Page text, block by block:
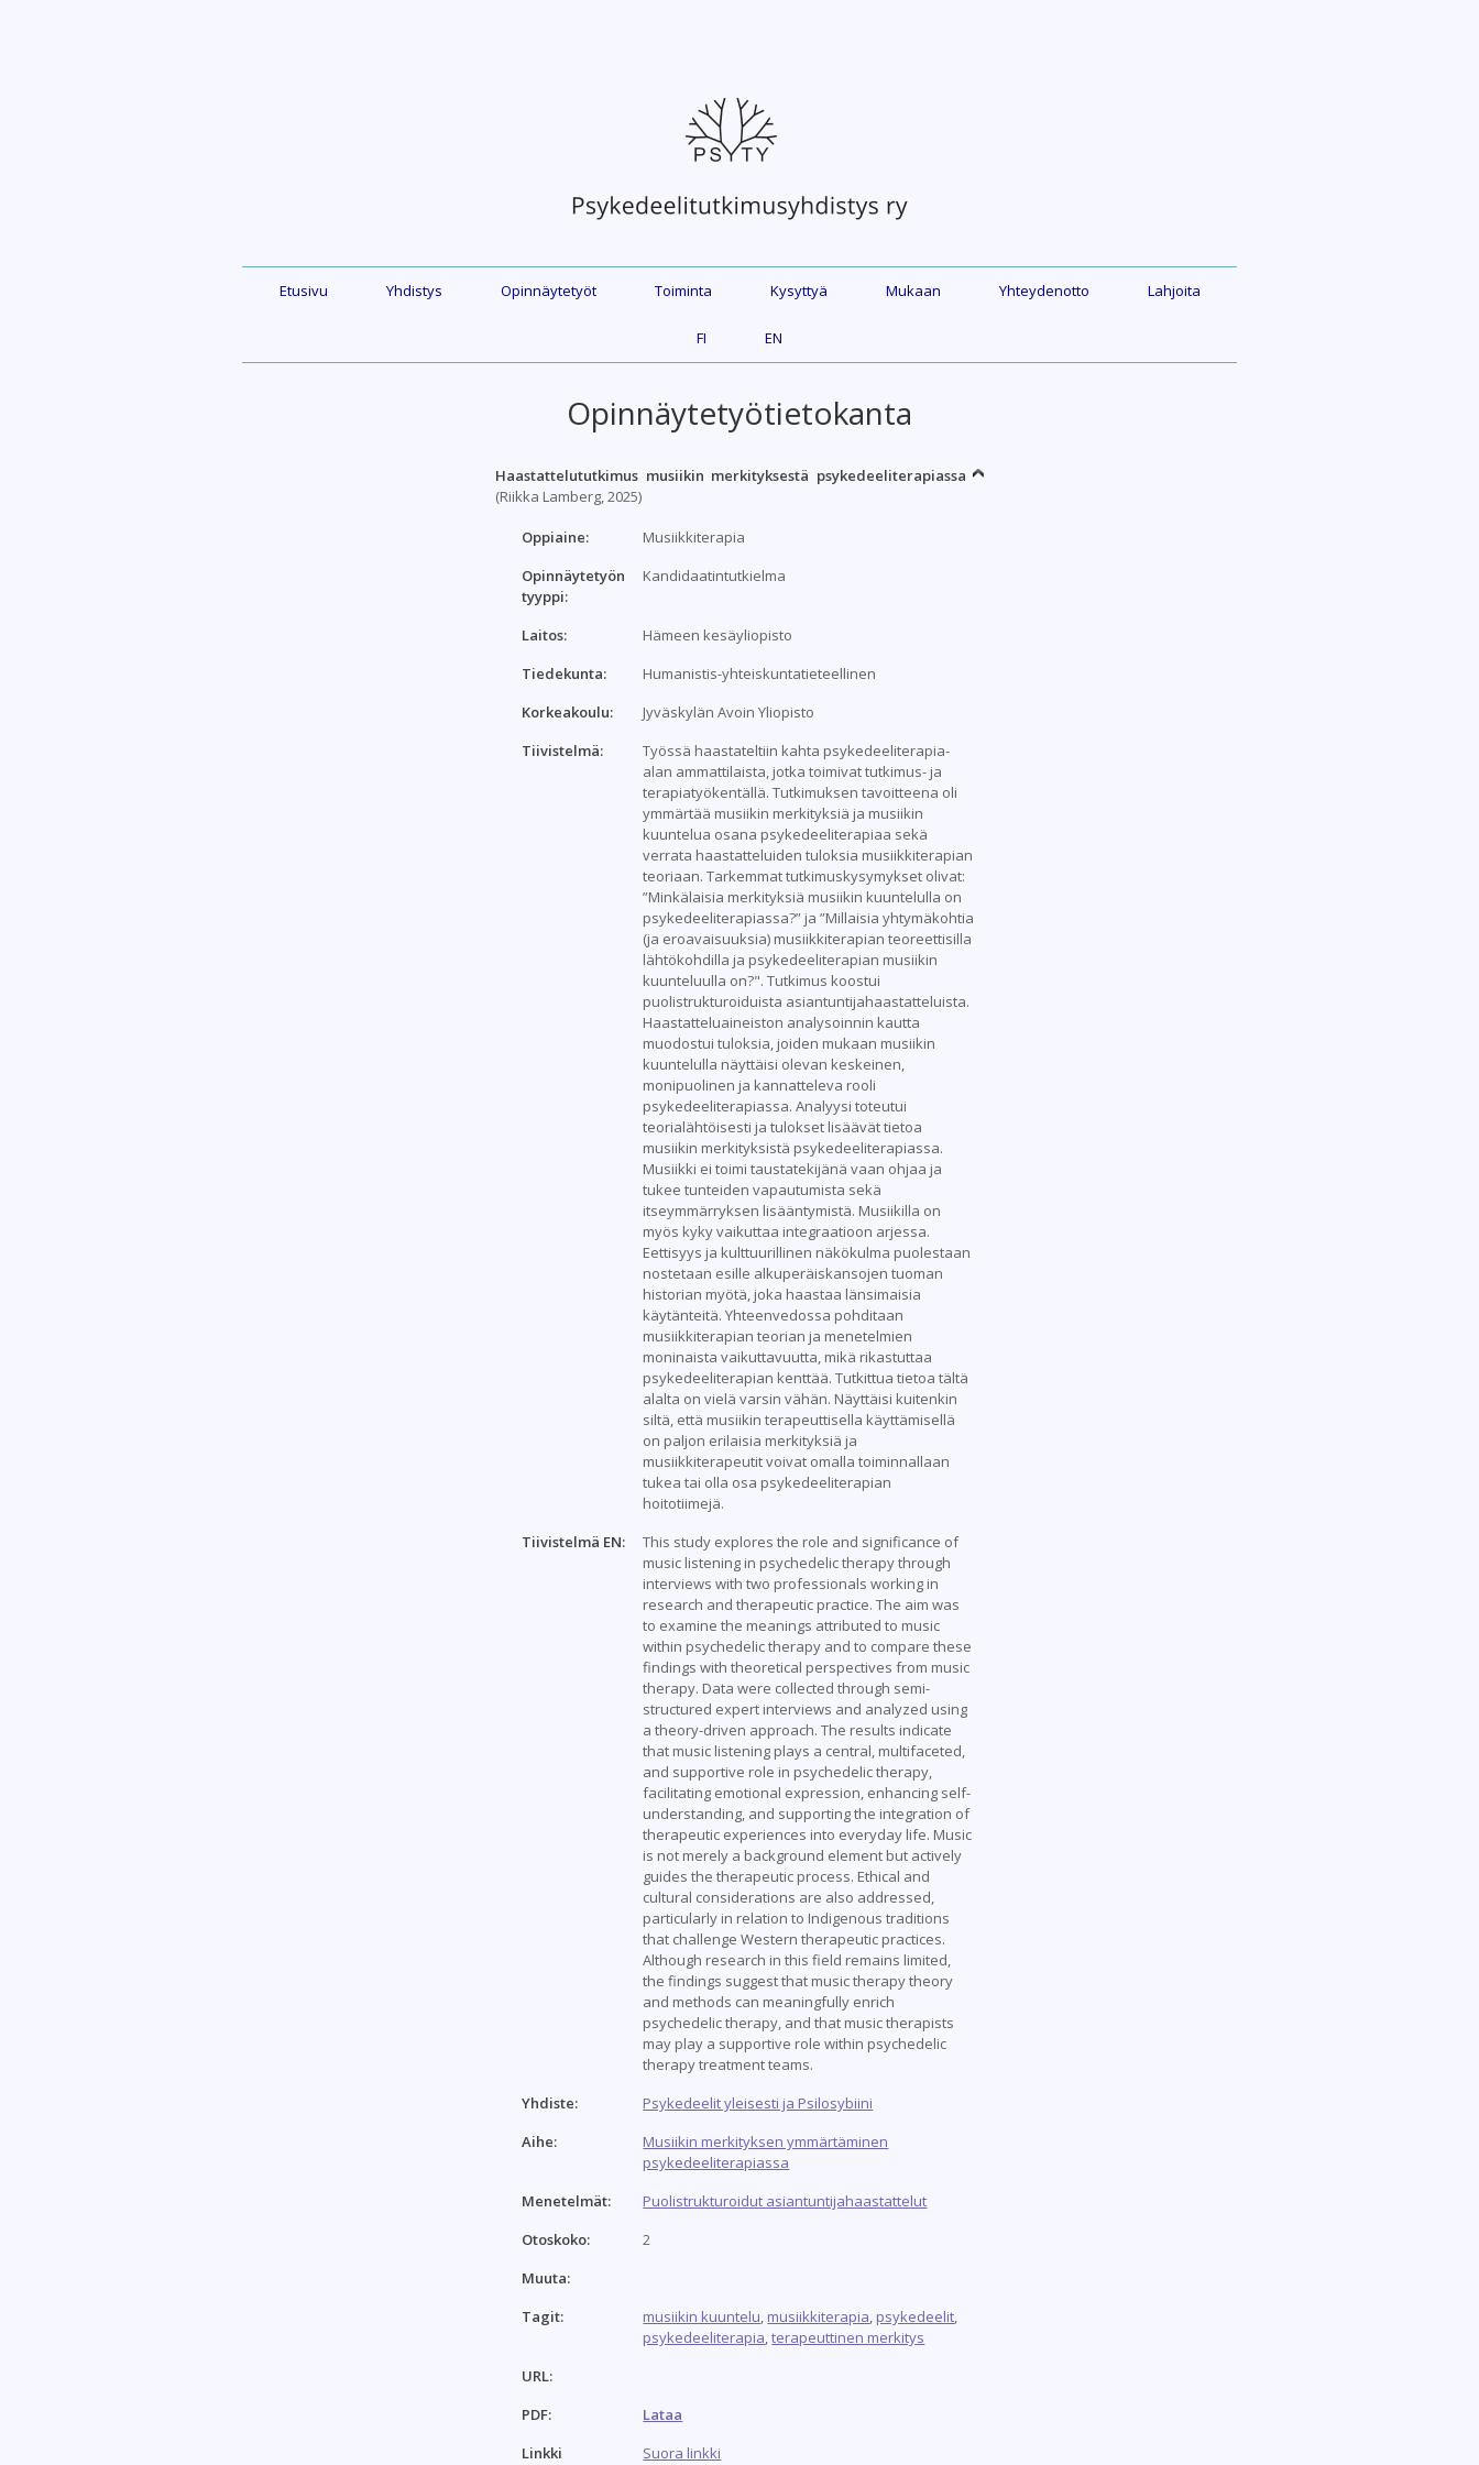
Etusivu Yhdistys Opinnäytetyöt Toiminta Kysyttyä Mukaan Yhteydenotto Lahjoita
FI EN
Opinnäytetyötietokanta
Haastattelututkimus musiikin merkityksestä psykedeeliterapiassa
(Riikka Lamberg, 2025)
Oppiaine:
Musiikkiterapia
Opinnäytetyön
tyyppi:
Kandidaatintutkielma
Laitos:
Hämeen kesäyliopisto
Tiedekunta:
Humanistis-yhteiskuntatieteellinen
Korkeakoulu:
Jyväskylän Avoin Yliopisto
Tiivistelmä:
Työssä haastateltiin kahta psykedeeliterapia-
alan ammattilaista, jotka toimivat tutkimus- ja
terapiatyökentällä. Tutkimuksen tavoitteena oli
ymmärtää musiikin merkityksiä ja musiikin
kuuntelua osana psykedeeliterapiaa sekä
verrata haastatteluiden tuloksia musiikkiterapian
teoriaan. Tarkemmat tutkimuskysymykset olivat:
”Minkälaisia merkityksiä musiikin kuuntelulla on
psykedeeliterapiassa?” ja ”Millaisia yhtymäkohtia
(ja eroavaisuuksia) musiikkiterapian teoreettisilla
lähtökohdilla ja psykedeeliterapian musiikin
kuunteluulla on?". Tutkimus koostui
puolistrukturoiduista asiantuntijahaastatteluista.
Haastatteluaineiston analysoinnin kautta
muodostui tuloksia, joiden mukaan musiikin
kuuntelulla näyttäisi olevan keskeinen,
monipuolinen ja kannatteleva rooli
psykedeeliterapiassa. Analyysi toteutui
teorialähtöisesti ja tulokset lisäävät tietoa
musiikin merkityksistä psykedeeliterapiassa.
Musiikki ei toimi taustatekijänä vaan ohjaa ja
tukee tunteiden vapautumista sekä
itseymmärryksen lisääntymistä. Musiikilla on
myös kyky vaikuttaa integraatioon arjessa.
Eettisyys ja kulttuurillinen näkökulma puolestaan
nostetaan esille alkuperäiskansojen tuoman
historian myötä, joka haastaa länsimaisia
käytänteitä. Yhteenvedossa pohditaan
musiikkiterapian teorian ja menetelmien
moninaista vaikuttavuutta, mikä rikastuttaa
psykedeeliterapian kenttää. Tutkittua tietoa tältä
alalta on vielä varsin vähän. Näyttäisi kuitenkin
siltä, että musiikin terapeuttisella käyttämisellä
on paljon erilaisia merkityksiä ja
musiikkiterapeutit voivat omalla toiminnallaan
tukea tai olla osa psykedeeliterapian
hoitotiimejä.
Tiivistelmä EN:
This study explores the role and significance of
music listening in psychedelic therapy through
interviews with two professionals working in
research and therapeutic practice. The aim was
to examine the meanings attributed to music
within psychedelic therapy and to compare these
findings with theoretical perspectives from music
therapy. Data were collected through semi-
structured expert interviews and analyzed using
a theory-driven approach. The results indicate
that music listening plays a central, multifaceted,
and supportive role in psychedelic therapy,
facilitating emotional expression, enhancing self-
understanding, and supporting the integration of
therapeutic experiences into everyday life. Music
is not merely a background element but actively
guides the therapeutic process. Ethical and
cultural considerations are also addressed,
particularly in relation to Indigenous traditions
that challenge Western therapeutic practices.
Although research in this field remains limited,
the findings suggest that music therapy theory
and methods can meaningfully enrich
psychedelic therapy, and that music therapists
may play a supportive role within psychedelic
therapy treatment teams.
Yhdiste:
Psykedeelit yleisesti ja Psilosybiini
Aihe:
Musiikin merkityksen ymmärtäminen
psykedeeliterapiassa
Menetelmät:
Puolistrukturoidut asiantuntijahaastattelut
Otoskoko:
2
Muuta:
Tagit:
musiikin kuuntelu, musiikkiterapia, psykedeelit,
psykedeeliterapia,terapeuttinen merkitys
URL:
PDF:
Lataa
Linkki
Suora linkki